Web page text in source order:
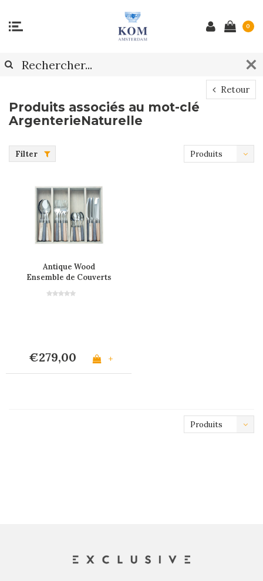
0
Retour
Produits associés au mot-clé
ArgenterieNaturelle
Filter
Produits
Antique Wood
Ensemble de Couverts
Personnes - 24 Pièces
€279,00 +
Produits